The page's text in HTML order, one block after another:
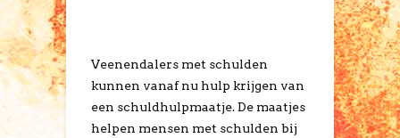
Veenendalers met schulden
kunnen vanaf nu hulp krijgen van
een schuldhulpmaatje. De maatjes
helpen mensen met schulden bij